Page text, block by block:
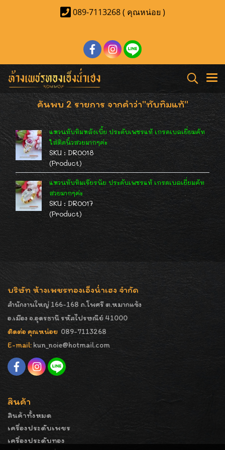
089-7113268 ( คุณหน่อย )
ค้นพบ 2 รายการ จากคำว่า"ทับทิมแท้"
แหวนทับทิมหลังเบี้ย ประดับเพชรแท้ เกรดเบลเยี่ยมคัท
ใส่ติดนิ้วสวยมากๆค่ะ
SKU : DR0018
(Product)
แหวนทับทิมเจียรนัย ประดับเพชรแท้ เกรดเบลเยี่ยมคัท
สวยมากๆค่ะ
SKU : DR0017
(Product)
บริษัท ห้างเพชรทองเอ็งน่ำเฮง จำกัด
สำนักงานใหญ่ 166-168 ถ.โพศรี ต.หมากแข้ง
อ.เมือง จ.อุดรธานี รหัสไปรษณีย์ 41000
ติดต่อ คุณหน่อย 089-7113268
E-mail: kun_noie@hotmail.com
สินค้า
สินค้าทั้งหมด
เครื่องประดับเพชร
เครื่องประดับทอง